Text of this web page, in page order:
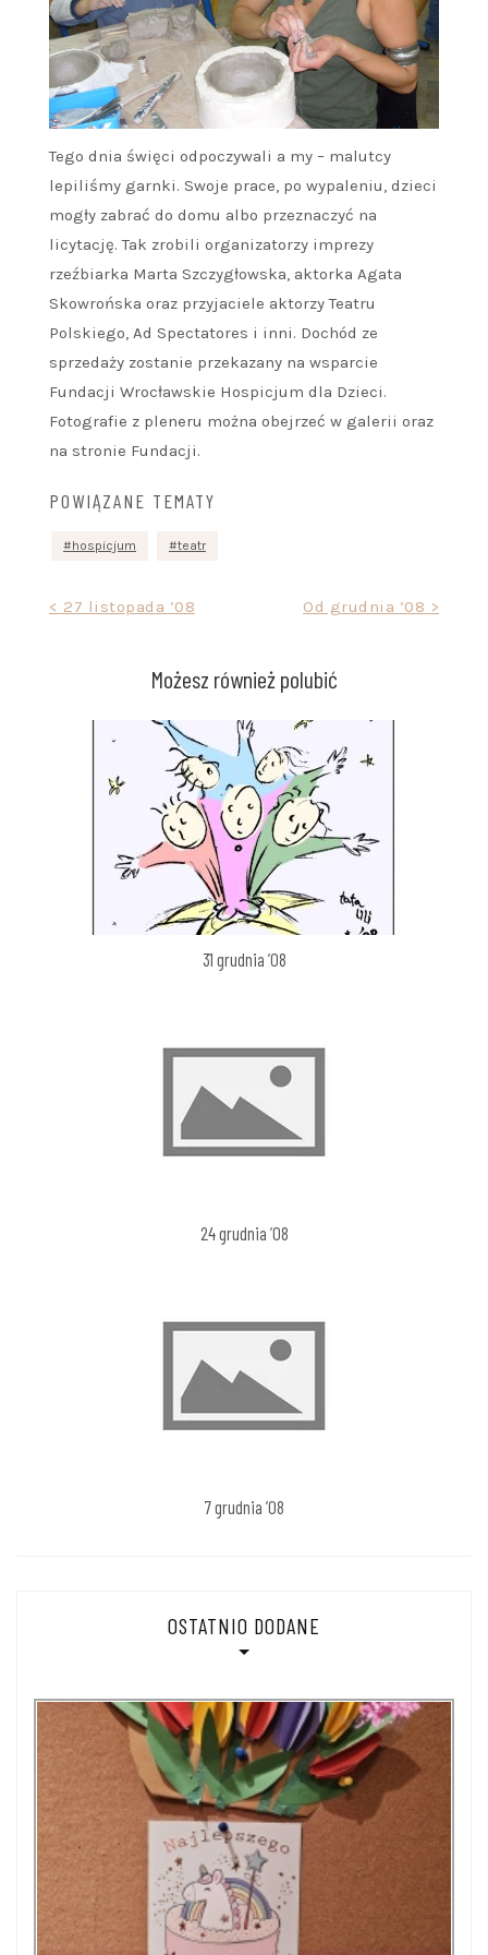
Tego dnia święci odpoczywali a my – malutcy
lepiliśmy garnki. Swoje prace, po wypaleniu, dzieci
mogły zabrać do domu albo przeznaczyć na
licytację. Tak zrobili organizatorzy imprezy
rzeźbiarka Marta Szczygłowska, aktorka Agata
Skowrońska oraz przyjaciele aktorzy Teatru
Polskiego, Ad Spectatores i inni. Dochód ze
sprzedaży zostanie przekazany na wsparcie
Fundacji Wrocławskie Hospicjum dla Dzieci.
Fotografie z pleneru można obejrzeć w galerii oraz
na stronie Fundacji.
POWIĄZANE TEMATY
hospicjum teatr
Nawigacja< 27 listopada ’08 Od grudnia ’08 >
Możesz również polubić
31 grudnia ’08
24 grudnia ’08
7 grudnia ’08
OSTATNIO DODANE